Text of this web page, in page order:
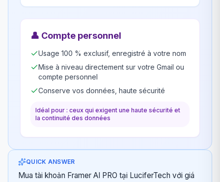
👤 Compte personnel
Usage 100 % exclusif, enregistré à votre nom
Mise à niveau directement sur votre Gmail ou
compte personnel
Conserve vos données, haute sécurité
Idéal pour : ceux qui exigent une haute sécurité et
la continuité des données
QUICK ANSWER
Mua tài khoản Framer AI PRO tại LuciferTech với giá